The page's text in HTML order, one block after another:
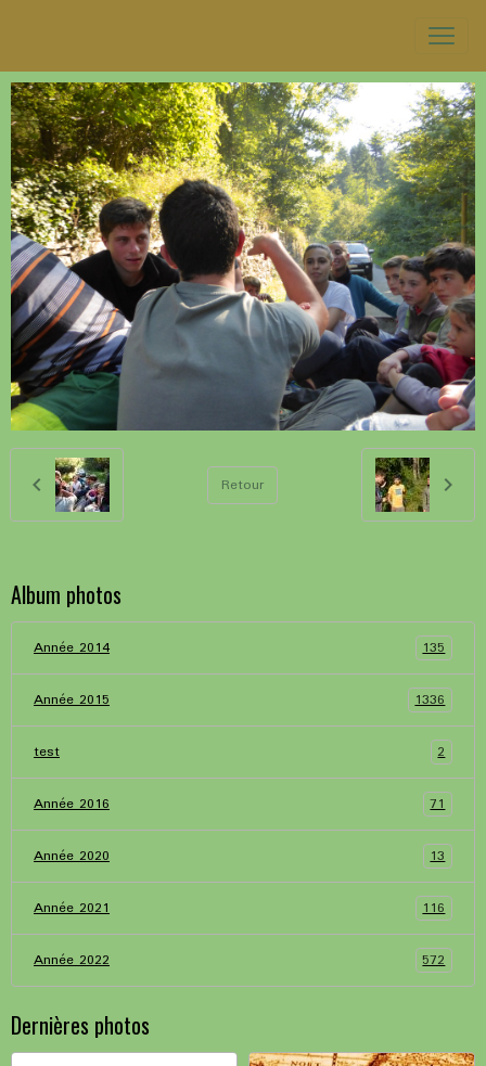
Retour
Album photos
Année 2014 135
Année 2015 1336
test 2
Année 2016 71
Année 2020 13
Année 2021 116
Année 2022 572
Dernières photos